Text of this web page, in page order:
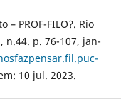
– PROF-FILO?. Rio
n.44. p. 76-107, jan-
10 jul. 2023.